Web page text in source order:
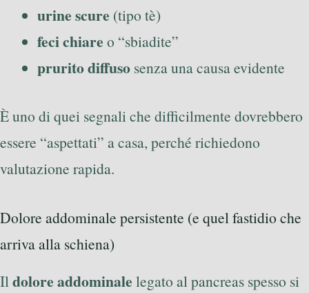
urine scure (tipo tè)
feci chiare o “sbiadite”
prurito diffuso senza una causa evidente
È uno di quei segnali che difficilmente dovrebbero
essere “aspettati” a casa, perché richiedono
valutazione rapida.
Dolore addominale persistente (e quel fastidio che
arriva alla schiena)
Ildolore addominale legato al pancreas spesso si